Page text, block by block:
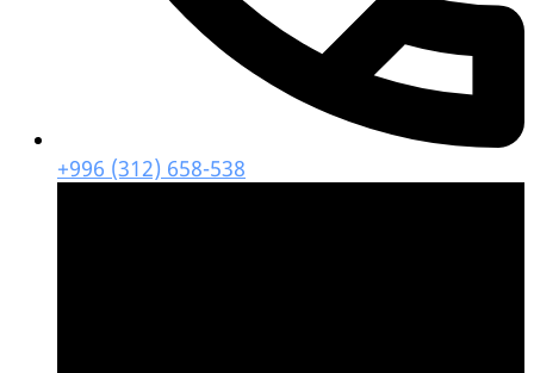
+996 (312) 658-538